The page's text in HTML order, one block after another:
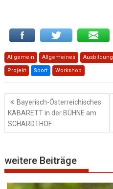
Allgemein Allgemeines Ausbildung
Projekt Sport Workshop
Beitragsnavigation
Bayerisch-Österreichisches
KABARETT in der BÜHNE am
SCHARDTHOF
weitere Beiträge